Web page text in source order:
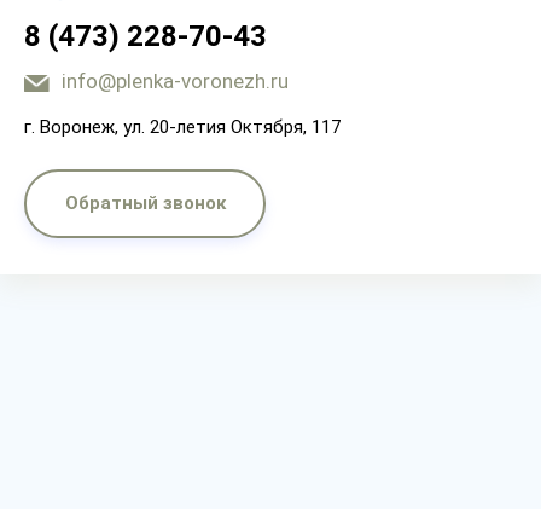
8 (473) 228-70-43
info@plenka-voronezh.ru
г. Воронеж, ул. 20-летия Октября, 117
Обратный звонок